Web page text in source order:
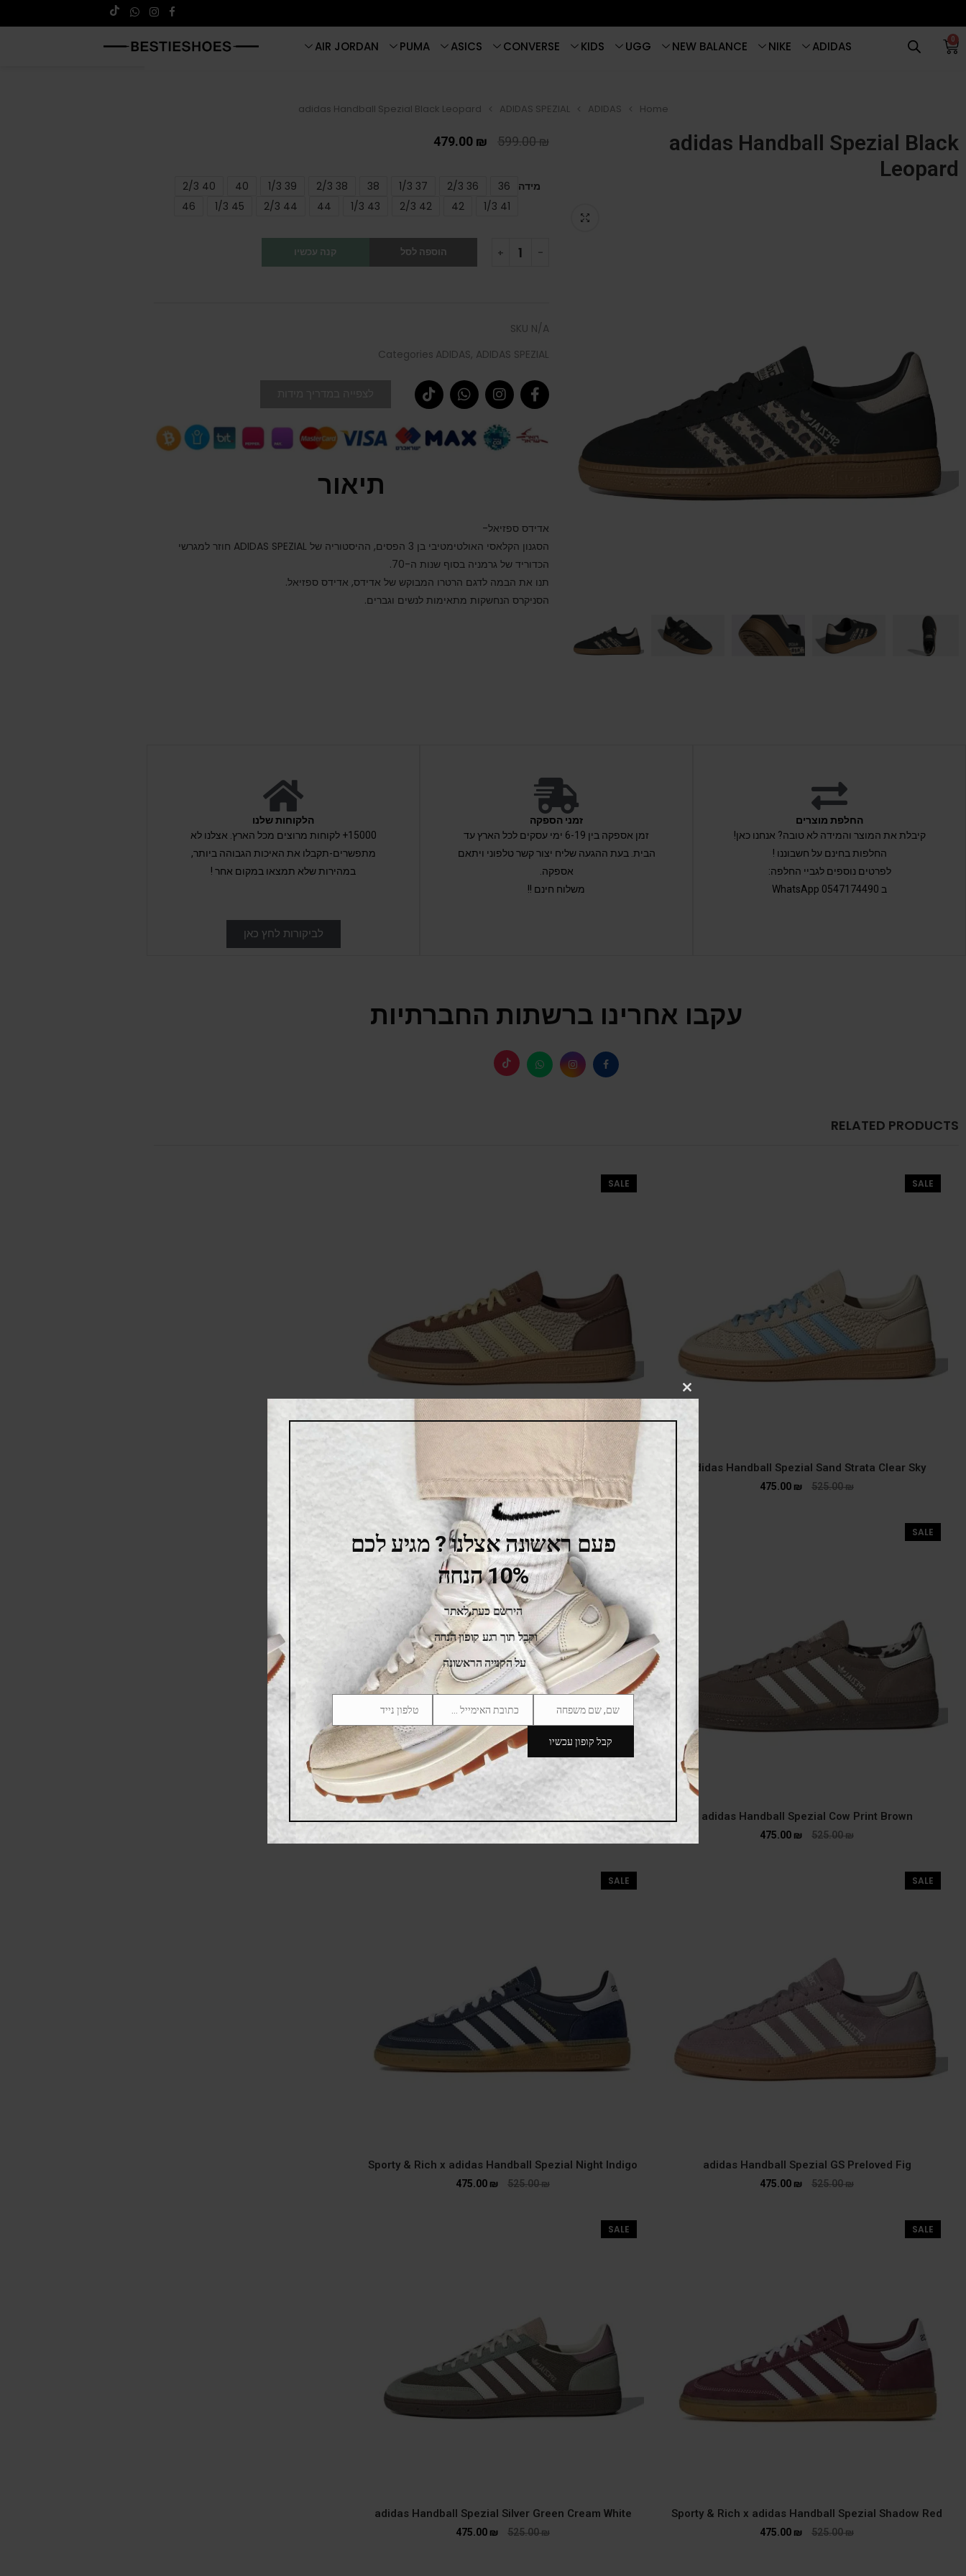
0
ADIDAS
NIKE
NEW BALANCE
UGG
KIDS
CONVERSE
ASICS
PUMA
AIR JORDAN
Home
ADIDAS
ADIDAS SPEZIAL
adidas Handball Spezial Black Leopard
adidas Handball Spezial Black
Leopard
599.00₪
479.00 ₪
מידה 36
36 2/3
37 1/3
38
38 2/3
39 1/3
40
40 2/3
41 1/3
42
42 2/3
43 1/3
44
44 2/3
45 1/3
46
הוספה לסל קנה עכשיו
SKU N/A
Categories ADIDAS, ADIDAS SPEZIAL
תיאור
אדידס ספזיאל-
הסגנון הקלאסי האולטימטיבי בן 3 הפסים, ההיסטוריה של ADIDAS SPEZIAL חוזר למגרשי
הכדוריד של גרמניה בסוף שנות ה-70.
תנו את הבמה לדגם הרטרו המבוקש של אדידס, אדידס ספזיאל.
הסניקרס הנחשקות מתאימות לנשים וגברים.
החלפת מוצרים
קיבלת את המוצר והמידה לא טובה? אנחנו כאן!
החלפות בחינם על חשבוננו !
לפרטים נוספים לגביי החלפה:
ב 0547174490 WhatsApp
זמני הספקה
זמן אספקה בין 6-19 ימי עסקים לכל הארץ עד
הבית. בעת ההגעה שליח יצור קשר טלפוני ויתאם
אספקה.
משלוח חינם !!
הלקוחות שלנו
15000+ לקוחות מרוצים מכל הארץ. אצלנו לא
מתפשרים-תקבלו את האיכות הגבוהה ביותר,
במהירות שלא תמצאו במקום אחר !
לביקורות לחץ כאן
עקבו אחרינו ברשתות החברתיות
RELATED PRODUCTS
SALE
adidas Handball Spezial Sand Strata Clear Sky
525.00₪
475.00 ₪
SALE
adidas Handball Spezial Preloved Brown
525.00₪
475.00 ₪
SALE
adidas Handball Spezial Cow Print Brown
525.00₪
475.00 ₪
adidas Handball Spezial Cardboard White
SALE
adidas Handball Spezial GS Preloved Fig
525.00₪
475.00 ₪
SALE
Sporty & Rich x adidas Handball Spezial Night Indigo
525.00₪
475.00 ₪
SALE
Sporty & Rich x adidas Handball Spezial Shadow Red
525.00₪
475.00 ₪
SALE
adidas Handball Spezial Silver Green Cream White
525.00₪
475.00 ₪
CLOSE
MODULE
פעם ראשונה אצלנו ? מגיע לכם
10% הנחה
הירשם כעת לאתר
וקבל תוך רגע קופון הנחה
על הקנייה הראשונה
Name
שם, שם משפחה Email
Phone
Number
טלפון נייד
קבל קופון עכשיו